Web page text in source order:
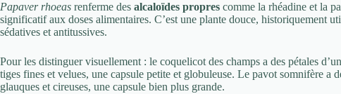
Papaver rhoeas renferme des alcaloïdes propres comme la rhéadine et la
significatif aux doses alimentaires. C’est une plante douce, historiquement
sédatives et antitussives.
Pour les distinguer visuellement : le coquelicot des champs a des pétales
tiges fines et velues, une capsule petite et globuleuse. Le pavot somnifère a
glauques et cireuses, une capsule bien plus grande.